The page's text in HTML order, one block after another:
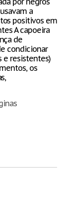
a
positivos em
A capoeira
de
condicionar
e resistentes)
os